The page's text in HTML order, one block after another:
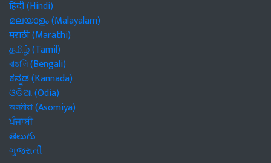
हिंदी (Hindi)
മലയാളം (Malayalam)
मराठी (Marathi)
தமிழ் (Tamil)
বাঙালি (Bengali)
ಕನ್ನಡ (Kannada)
ଓଡିଆ (Odia)
অসমীয়া (Asomiya)
ਪੰਜਾਬੀ
తెలుగు
ગુજરાતી